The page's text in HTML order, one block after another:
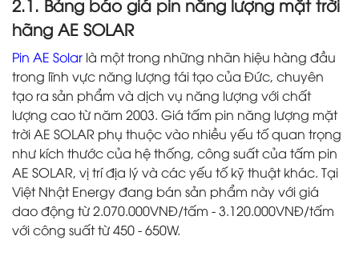
2.1. Bảng báo giá pin năng lượng mặt trời
hãng AE SOLAR
Pin AE Solar là một trong những nhãn hiệu hàng đầu
trong lĩnh vực năng lượng tái tạo của Đức, chuyên
tạo ra sản phẩm và dịch vụ năng lượng với chất
lượng cao từ năm 2003. Giá tấm pin năng lượng mặt
trời AE SOLAR phụ thuộc vào nhiều yếu tố quan trọng
như kích thước của hệ thống, công suất của tấm pin
AE SOLAR, vị trí địa lý và các yếu tố kỹ thuật khác. Tại
Việt Nhật Energy đang bán sản phẩm này với giá
dao động từ 2.070.000VNĐ/tấm - 3.120.000VNĐ/tấm
với công suất từ 450 - 650W.